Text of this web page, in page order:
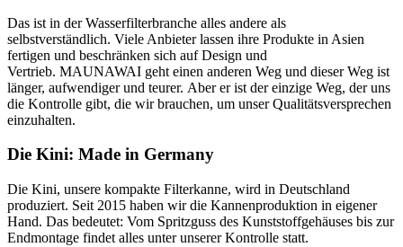
Das ist in der Wasserfilterbranche alles andere als
selbstverständlich. Viele Anbieter lassen ihre Produkte in Asien
fertigen und beschränken sich auf Design und
Vertrieb. MAUNAWAI geht einen anderen Weg und dieser Weg ist
länger, aufwendiger und teurer. Aber er ist der einzige Weg, der uns
die Kontrolle gibt, die wir brauchen, um unser Qualitätsversprechen
einzuhalten.
Die Kini: Made in Germany
Die Kini, unsere kompakte Filterkanne, wird in Deutschland
produziert. Seit 2015 haben wir die Kannenproduktion in eigener
Hand. Das bedeutet: Vom Spritzguss des Kunststoffgehäuses bis zur
Endmontage findet alles unter unserer Kontrolle statt.